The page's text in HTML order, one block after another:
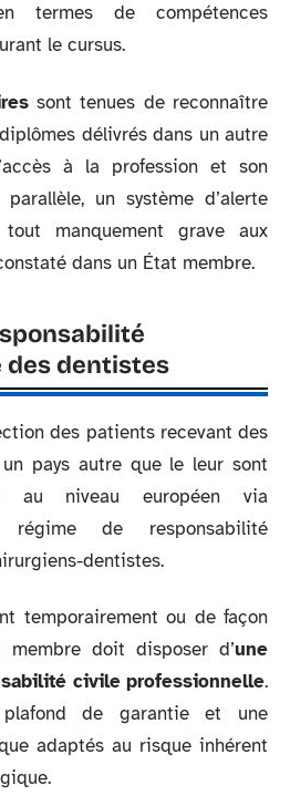
termes de compétences
le cursus.
sont tenues de reconnaître
délivrés dans un autre
à la profession et son
un système d’alerte
manquement grave aux
dans un État membre.
dentistes
des patients recevant des
pays autre que le leur sont
au niveau européen via
régime de responsabilité
dentistes.
temporairement ou de façon
doit disposer d’une
civile professionnelle.
de garantie et une
adaptés au risque inhérent